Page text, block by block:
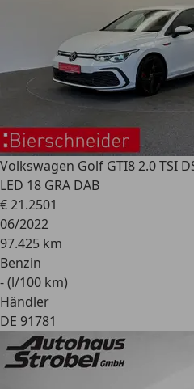
Volkswagen Golf GTI8 2.0 TSI
LED 18 GRA DAB
€ 21.2501
06/2022
97.425 km
Benzin
- (l/100 km)
Händler
DE 91781